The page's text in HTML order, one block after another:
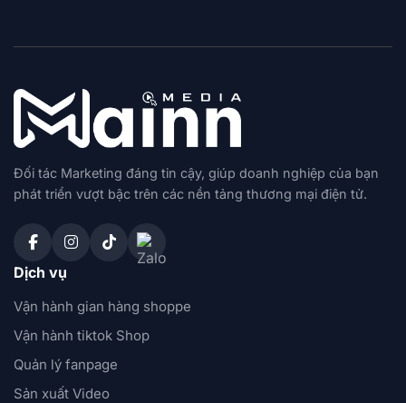
Đối tác Marketing đáng tin cậy, giúp doanh nghiệp của bạn
phát triển vượt bậc trên các nền tảng thương mại điện tử.
Dịch vụ
Vận hành gian hàng shoppe
Vận hành tiktok Shop
Quản lý fanpage
Sản xuất Video